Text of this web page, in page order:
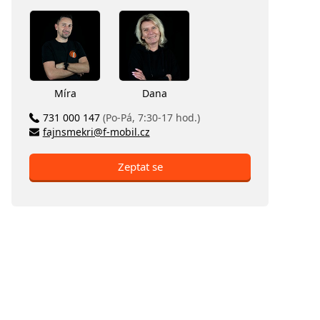
Míra
Dana
731 000 147 (Po-Pá, 7:30-17 hod.)
fajnsmekri@f-mobil.cz
Zeptat se